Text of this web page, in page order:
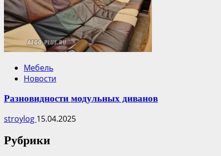
Мебель
Новости
Разновидности модульных диванов
stroylog 15.04.2025
Рубрики